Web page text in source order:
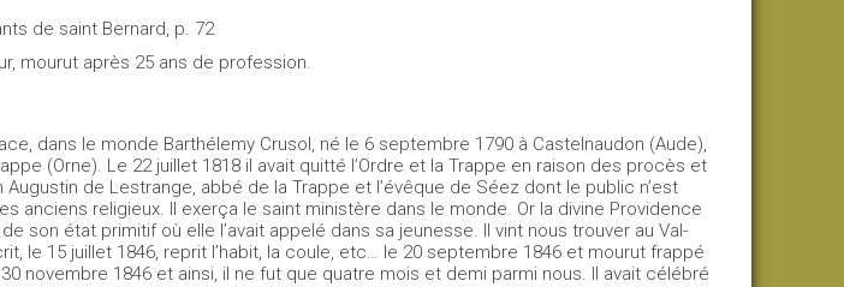
de saint Bernard, p. 72
mourut après 25 ans de profession.
dans le monde Barthélemy Crusol, né le 6 septembre 1790 à Castelnaudon (Aude),
(Orne). Le 22 juillet 1818 il avait quitté l’Ordre et la Trappe en raison des procès et
de Lestrange, abbé de la Trappe et l’évêque de Séez dont le public n’est
anciens religieux. Il exerça le saint ministère dans le monde. Or la divine Providence
son état primitif où elle l’avait appelé dans sa jeunesse. Il vint nous trouver au Val-
le 15 juillet 1846, reprit l’habit, la coule, etc… le 20 septembre 1846 et mourut frappé
novembre 1846 et ainsi, il ne fut que quatre mois et demi parmi nous. Il avait célébré